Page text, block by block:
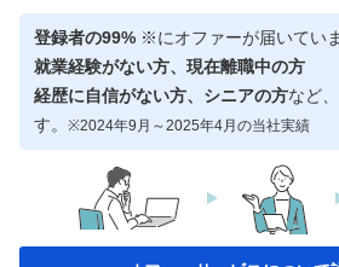
登録者の99% ※にオファーが届いていま
就業経験がない方、現在離職中の方
経歴に自信がない方、シニアの方など
す。 ※2024年9月～2025年4月の当社実績